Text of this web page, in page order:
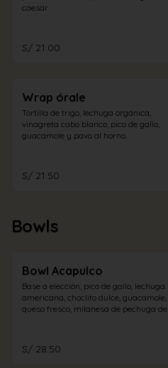
caesar.
S/ 21.00
Wrap órale
Tortilla de trigo, lechuga orgánica,
vinagreta cabo blanco, pico de gallo,
guacamole y pavo al horno.
S/ 21.50
Bowls
Bowl Acapulco
Base a elección, pico de gallo, lechuga
americana, choclito dulce, guacamole,
queso fresco, milanesa de pechuga de
S/ 28.50